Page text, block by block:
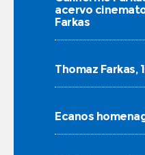
acervo
Farkas
Thomaz Farkas,
Ecanos